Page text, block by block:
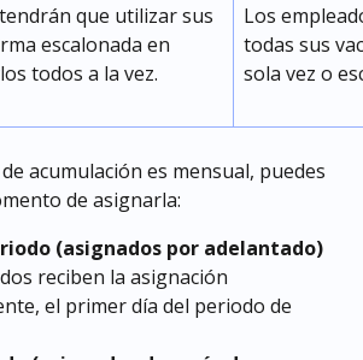
que utilizar sus
escalonada en
todos a la vez.
Los
todas sus
sola vez o
acumulación es mensual, puedes
de asignarla:
(asignados por adelantado)
reciben la asignación
el primer día del periodo de